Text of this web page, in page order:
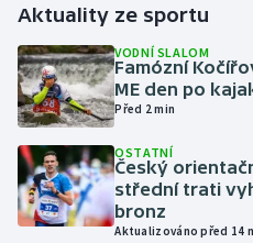
Golf
Gymnastika
Házená
Jezdectví
Judo
Aktuality ze sportu
VODNÍ SLALOM
Famózní
ME den po
Před 2 min
OSTATNÍ
Český
střední trati
bronz
Aktualizováno před 14